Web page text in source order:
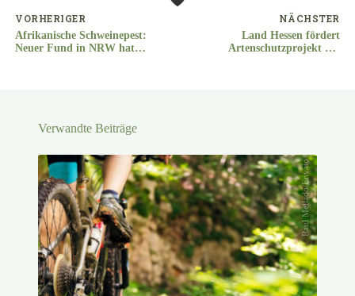
VORHERIGER
Afrikanische Schweinepest:
Neuer Fund in NRW hat
NÄCHSTER
Land Hessen fördert
Artenschutzprojekt des
Verwandte Beiträge
Raul Mellado/Envato